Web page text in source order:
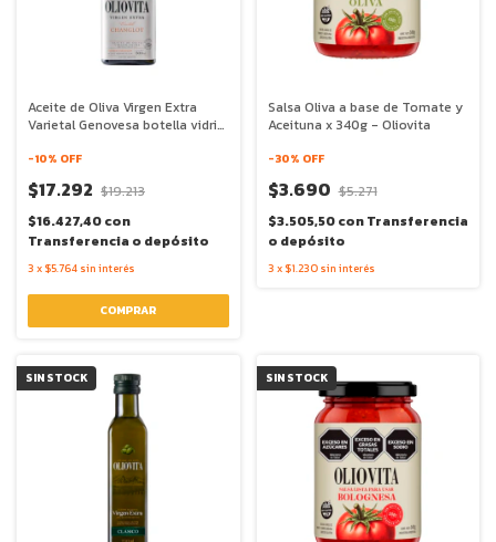
Aceite de Oliva Virgen Extra
Varietal Genovesa botella vidrio
-10% OFF
$17.292 $19.213
$16.427,40con
Transferencia o depósito
3 x $5.764 sin interés
Salsa Oliva a base de Tomate y
Aceituna x 340g - Oliovita
-30% OFF
$3.690 $5.271
$3.505,50conTransferencia
o depósito
3 x $1.230 sin interés
SIN STOCK SIN STOCK